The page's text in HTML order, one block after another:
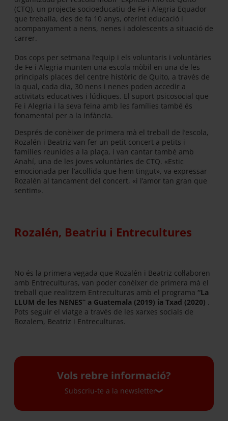
(CTQ), un projecte socioeducatiu de Fe i Alegria Equador
que treballa, des de fa 10 anys, oferint educació i
acompanyament a nens, nenes i adolescents a situació de
carrer.
Dos cops per setmana l’equip i els voluntaris i voluntàries
de Fe i Alegria munten una escola mòbil en una de les
principals places del centre històric de Quito, a través de
la qual, cada dia, 30 nens i nenes poden accedir a
activitats educatives i lúdiques. El suport psicosocial que
Fe i Alegria i la seva feina amb les famílies també és
fonamental per a la infància.
Després de conèixer de primera mà el treball de l’escola,
Rozalén i Beatriz van fer un petit concert a petits i
famílies reunides a la plaça, i van cantar també amb
Anahí, una de les joves voluntàries de CTQ. «Estic
emocionada per l’acollida que hem tingut», va expressar
Rozalén al tancament del concert, «i l’amor tan gran que
sentim».
Rozalén, Beatriu i Entrecultures
No és la primera vegada que Rozalén i Beatriz col·laboren
amb Entreculturas, van poder conèixer de primera mà el
treball que realitzem Entreculturas amb el programa “La
LLUM de les NENES” a Guatemala (2019) ia Txad (2020) .
Pots seguir el viatge a través de les xarxes socials de
Rozalem, Beatriz i Entreculturas.
Vols rebre informació?
Subscriu-te a la newsletter